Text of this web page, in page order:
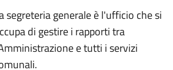
segreteria generale è l'ufficio che si
di gestire i rapporti tra
e tutti i servizi